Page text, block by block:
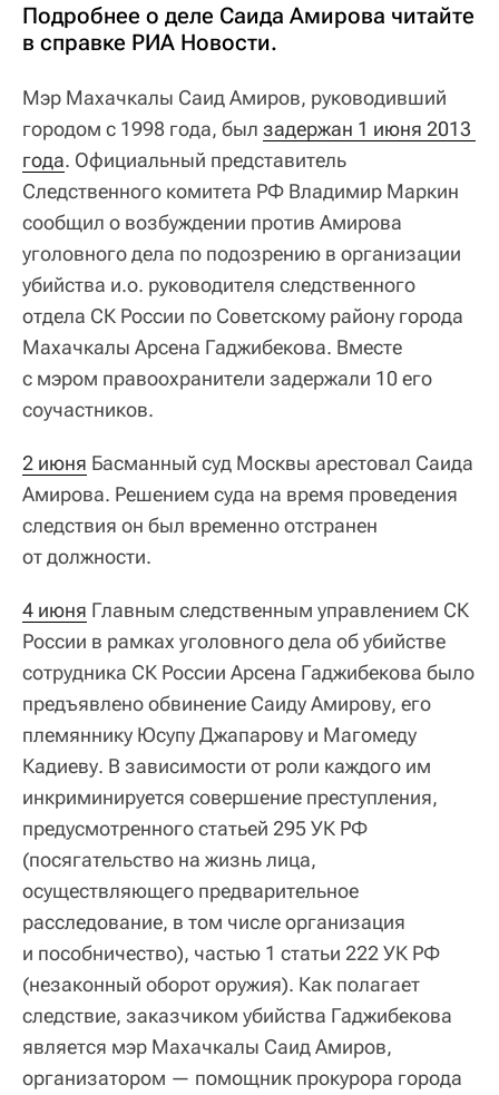
Подробнее о деле Саида Амирова читайте
в справке РИА Новости.
Мэр Махачкалы Саид Амиров, руководивший
городом с 1998 года, был задержан 1 июня 2013
года. Официальный представитель
Следственного комитета РФ Владимир Маркин
сообщил о возбуждении против Амирова
уголовного дела по подозрению в организации
убийства и.о. руководителя следственного
отдела СК России по Советскому району города
Махачкалы Арсена Гаджибекова. Вместе
с мэром правоохранители задержали 10 его
соучастников.
2 июня Басманный суд Москвы арестовал Саида
Амирова. Решением суда на время проведения
следствия он был временно отстранен
от должности.
4 июня Главным следственным управлением СК
России в рамках уголовного дела об убийстве
сотрудника СК России Арсена Гаджибекова было
предъявлено обвинение Саиду Амирову, его
племяннику Юсупу Джапарову и Магомеду
Кадиеву. В зависимости от роли каждого им
инкриминируется совершение преступления,
предусмотренного статьей 295 УК РФ
(посягательство на жизнь лица,
осуществляющего предварительное
расследование, в том числе организация
и пособничество), частью 1 статьи 222 УК РФ
(незаконный оборот оружия). Как полагает
следствие, заказчиком убийства Гаджибекова
является мэр Махачкалы Саид Амиров,
организатором — помощник прокурора города